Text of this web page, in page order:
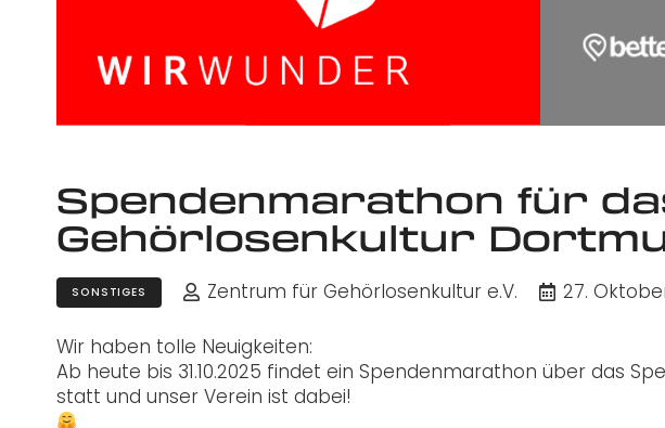
Spendenmarathon für
Gehörlosenkultur
SONSTIGES Zentrum für Gehörlosenkultur e.V. 27.
Wir haben tolle Neuigkeiten:
Ab heute bis 31.10.2025 findet ein Spendenmarathon über das
statt und unser Verein ist dabei!